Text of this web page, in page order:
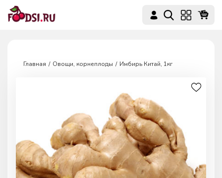
Главная Овощи, корнеплоды Имбирь Китай, 1кг